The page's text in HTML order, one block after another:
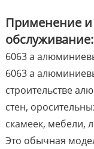
Применение
обслуживание:
6063 a
6063 a
строительстве
стен,
скамеек, мебели,
Это обычная